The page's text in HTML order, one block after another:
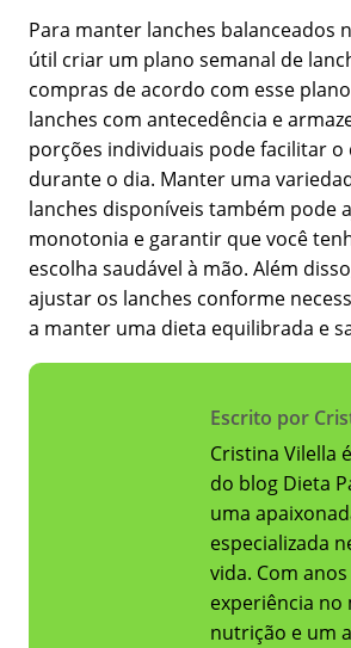
Para manter lanches balanceados
útil criar um plano semanal de
compras de acordo com esse
lanches com antecedência e
porções individuais pode facilitar o
durante o dia. Manter uma
lanches disponíveis também pode
monotonia e garantir que você
escolha saudável à mão. Além
ajustar os lanches conforme
a manter uma dieta equilibrada e
Escrito por
Cristina Vilella
do blog Dieta
uma
especializada
vida. Com
experiência no
nutrição e um